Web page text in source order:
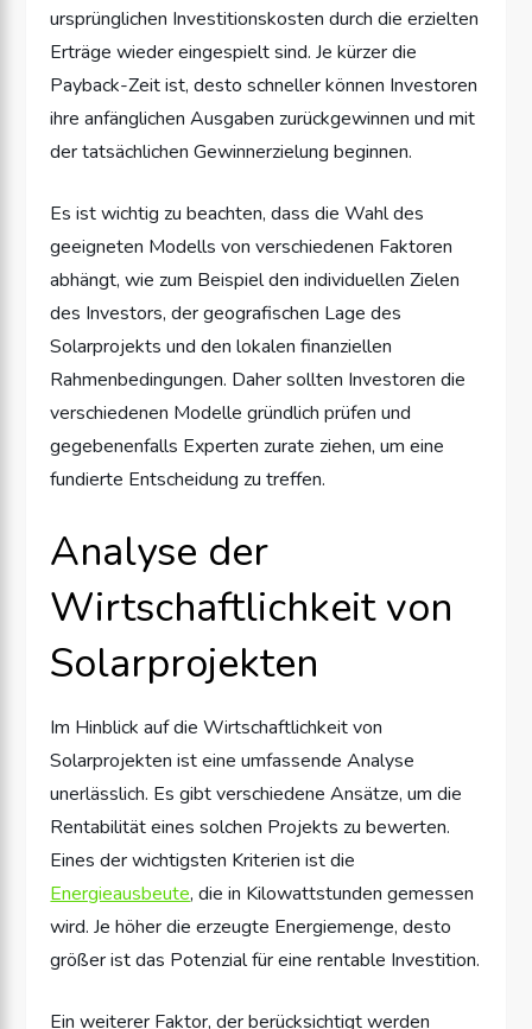
ursprünglichen Investitionskosten durch die erzielten
Erträge wieder eingespielt sind. Je kürzer die
Payback-Zeit ist, desto schneller können Investoren
ihre anfänglichen Ausgaben zurückgewinnen und mit
der tatsächlichen Gewinnerzielung beginnen.
Es ist wichtig zu beachten, dass die Wahl des
geeigneten Modells von verschiedenen Faktoren
abhängt, wie zum Beispiel den individuellen Zielen
des Investors, der geografischen Lage des
Solarprojekts und den lokalen finanziellen
Rahmenbedingungen. Daher sollten Investoren die
verschiedenen Modelle gründlich prüfen und
gegebenenfalls Experten zurate ziehen, um eine
fundierte Entscheidung zu treffen.
Analyse der
Wirtschaftlichkeit von
Solarprojekten
Im Hinblick auf die Wirtschaftlichkeit von
Solarprojekten ist eine umfassende Analyse
unerlässlich. Es gibt verschiedene Ansätze, um die
Rentabilität eines solchen Projekts zu bewerten.
Eines der wichtigsten Kriterien ist die
Energieausbeute, die in Kilowattstunden gemessen
wird. Je höher die erzeugte Energiemenge, desto
größer ist das Potenzial für eine rentable Investition.
Ein weiterer Faktor, der berücksichtigt werden